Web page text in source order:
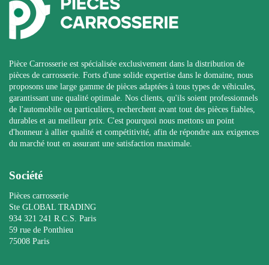
Pièce Carrosserie est spécialisée exclusivement dans la distribution de
pièces de carrosserie. Forts d'une solide expertise dans le domaine, nous
proposons une large gamme de pièces adaptées à tous types de véhicules,
garantissant une qualité optimale. Nos clients, qu'ils soient professionnels
de l'automobile ou particuliers, recherchent avant tout des pièces fiables,
durables et au meilleur prix. C'est pourquoi nous mettons un point
d'honneur à allier qualité et compétitivité, afin de répondre aux exigences
du marché tout en assurant une satisfaction maximale.
Société
Pièces carrosserie
Ste GLOBAL TRADING
934 321 241 R.C.S. Paris
59 rue de Ponthieu
75008 Paris